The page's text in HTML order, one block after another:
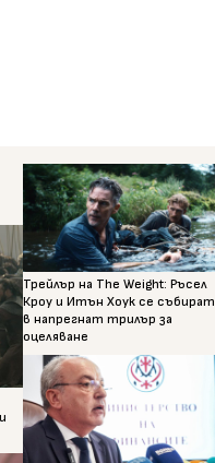
Трейлър на The Weight: Ръсел
Кроу и Итън Хоук се събират
в напрегнат трилър за
оцеляване